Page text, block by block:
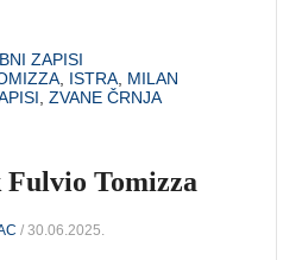
ZAPISI
ISTRA MILAN
,ZVANE ČRNJA
Tomizza
/ 30.06.2025.